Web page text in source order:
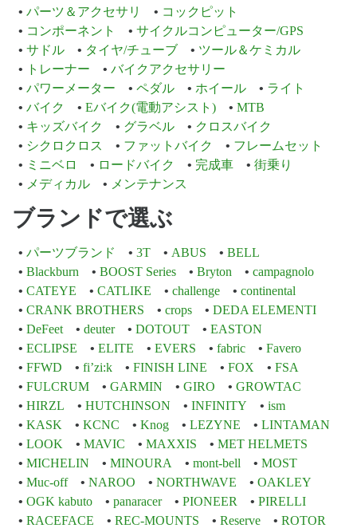
パーツ＆アクセサリ
コックピット
コンポーネント
サイクルコンピューター/GPS
サドル
タイヤ/チューブ
ツール＆ケミカル
トレーナー
バイクアクセサリー
パワーメーター
ペダル ホイール
ライト
バイク
Eバイク(電動アシスト)
MTB
キッズバイク
グラベル
クロスバイク
シクロクロス
ファットバイク
フレームセット
ミニベロ
ロードバイク 完成車
街乗り
メディカル
メンテナンス
ブランドで選ぶ
パーツブランド 3T ABUS
BELL
Blackburn
BOOST Series Bryton
campagnolo
CATEYE
CATLIKE challenge
continental
CRANK BROTHERS
crops
DEDA ELEMENTI
DeFeet
deuter DOTOUT
EASTON
ECLIPSE
ELITE EVERS fabric
Favero
FFWD
fi’zi:k FINISH LINE FOX
FSA
FULCRUM
GARMIN GIRO
GROWTAC
HIRZL
HUTCHINSON INFINITY
ism
KASK
KCNC Knog LEZYNE
LINTAMAN
LOOK
MAVIC MAXXIS
MET HELMETS
MICHELIN
MINOURA mont-bell
MOST
Muc-off
NAROO NORTHWAVE
OAKLEY
OGK kabuto
panaracer PIONEER
PIRELLI
RACEFACE
REC-MOUNTS Reserve
ROTOR